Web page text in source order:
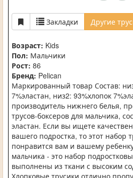
Закладки Другие
Возраст: Kids
Пол: Мальчики
Рост: 86
Бренд: Pelican
Маркированный товар Состав:
7%эластан, низ2: 93%хлопок
производитель нижнего белья,
трусов-боксеров для мальчика,
эластан. Если вы ищете
вашего подростка, то этот набор
понравится вам и вашему
мальчика - это набор
выполнены из ткани с высоким